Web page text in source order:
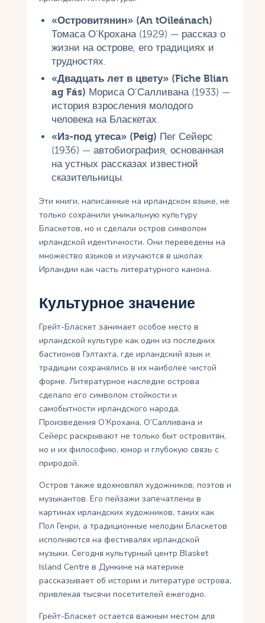
«Островитянин» (An tOileánach)
Томаса О’Крохана (1929) — рассказ о
жизни на острове, его традициях и
трудностях.
«Двадцать лет в цвету» (Fiche Blian
ag Fás) Мориса О’Салливана (1933) —
история взросления молодого
человека на Бласкетах.
«Из-под утеса» (Peig) Пег Сейерс
(1936) — автобиография, основанная
на устных рассказах известной
сказительницы.
Эти книги, написанные на ирландском языке, не
только сохранили уникальную культуру
Бласкетов, но и сделали остров символом
ирландской идентичности. Они переведены на
множество языков и изучаются в школах
Ирландии как часть литературного канона.
Культурное значение
Грейт-Бласкет занимает особое место в
ирландской культуре как один из последних
бастионов Гэлтахта, где ирландский язык и
традиции сохранялись в их наиболее чистой
форме. Литературное наследие острова
сделало его символом стойкости и
самобытности ирландского народа.
Произведения О’Крохана, О’Салливана и
Сейерс раскрывают не только быт островитян,
но и их философию, юмор и глубокую связь с
природой.
Остров также вдохновлял художников, поэтов и
музыкантов. Его пейзажи запечатлены в
картинах ирландских художников, таких как
Пол Генри, а традиционные мелодии Бласкетов
исполняются на фестивалях ирландской
музыки. Сегодня культурный центр Blasket
Island Centre в Дункине на материке
рассказывает об истории и литературе острова,
привлекая тысячи посетителей ежегодно.
Грейт-Бласкет остается важным местом для